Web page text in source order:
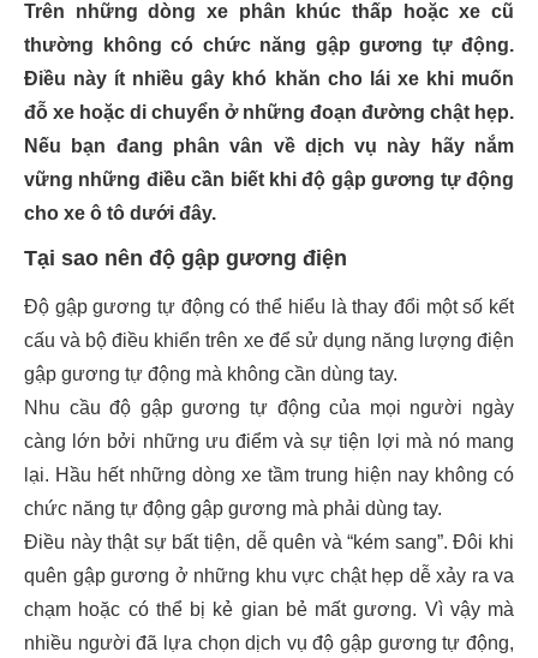
Trên những dòng xe phân khúc thấp hoặc xe cũ
thường không có chức năng gập gương tự động.
Điều này ít nhiều gây khó khăn cho lái xe khi muốn
đỗ xe hoặc di chuyển ở những đoạn đường chật hẹp.
Nếu bạn đang phân vân về dịch vụ này hãy nắm
vững những điều cần biết khi độ gập gương tự động
cho xe ô tô dưới đây.
Tại sao nên độ gập gương điện
Độ gập gương tự động có thể hiểu là thay đổi một số kết
cấu và bộ điều khiển trên xe để sử dụng năng lượng điện
gập gương tự động mà không cần dùng tay.
Nhu cầu độ gập gương tự động của mọi người ngày
càng lớn bởi những ưu điểm và sự tiện lợi mà nó mang
lại. Hầu hết những dòng xe tầm trung hiện nay không có
chức năng tự động gập gương mà phải dùng tay.
Điều này thật sự bất tiện, dễ quên và “kém sang”. Đôi khi
quên gập gương ở những khu vực chật hẹp dễ xảy ra va
chạm hoặc có thể bị kẻ gian bẻ mất gương. Vì vậy mà
nhiều người đã lựa chọn dịch vụ độ gập gương tự động,